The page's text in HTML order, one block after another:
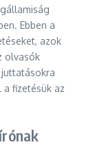
Ebben a
azok
olvasók
fizetésük az